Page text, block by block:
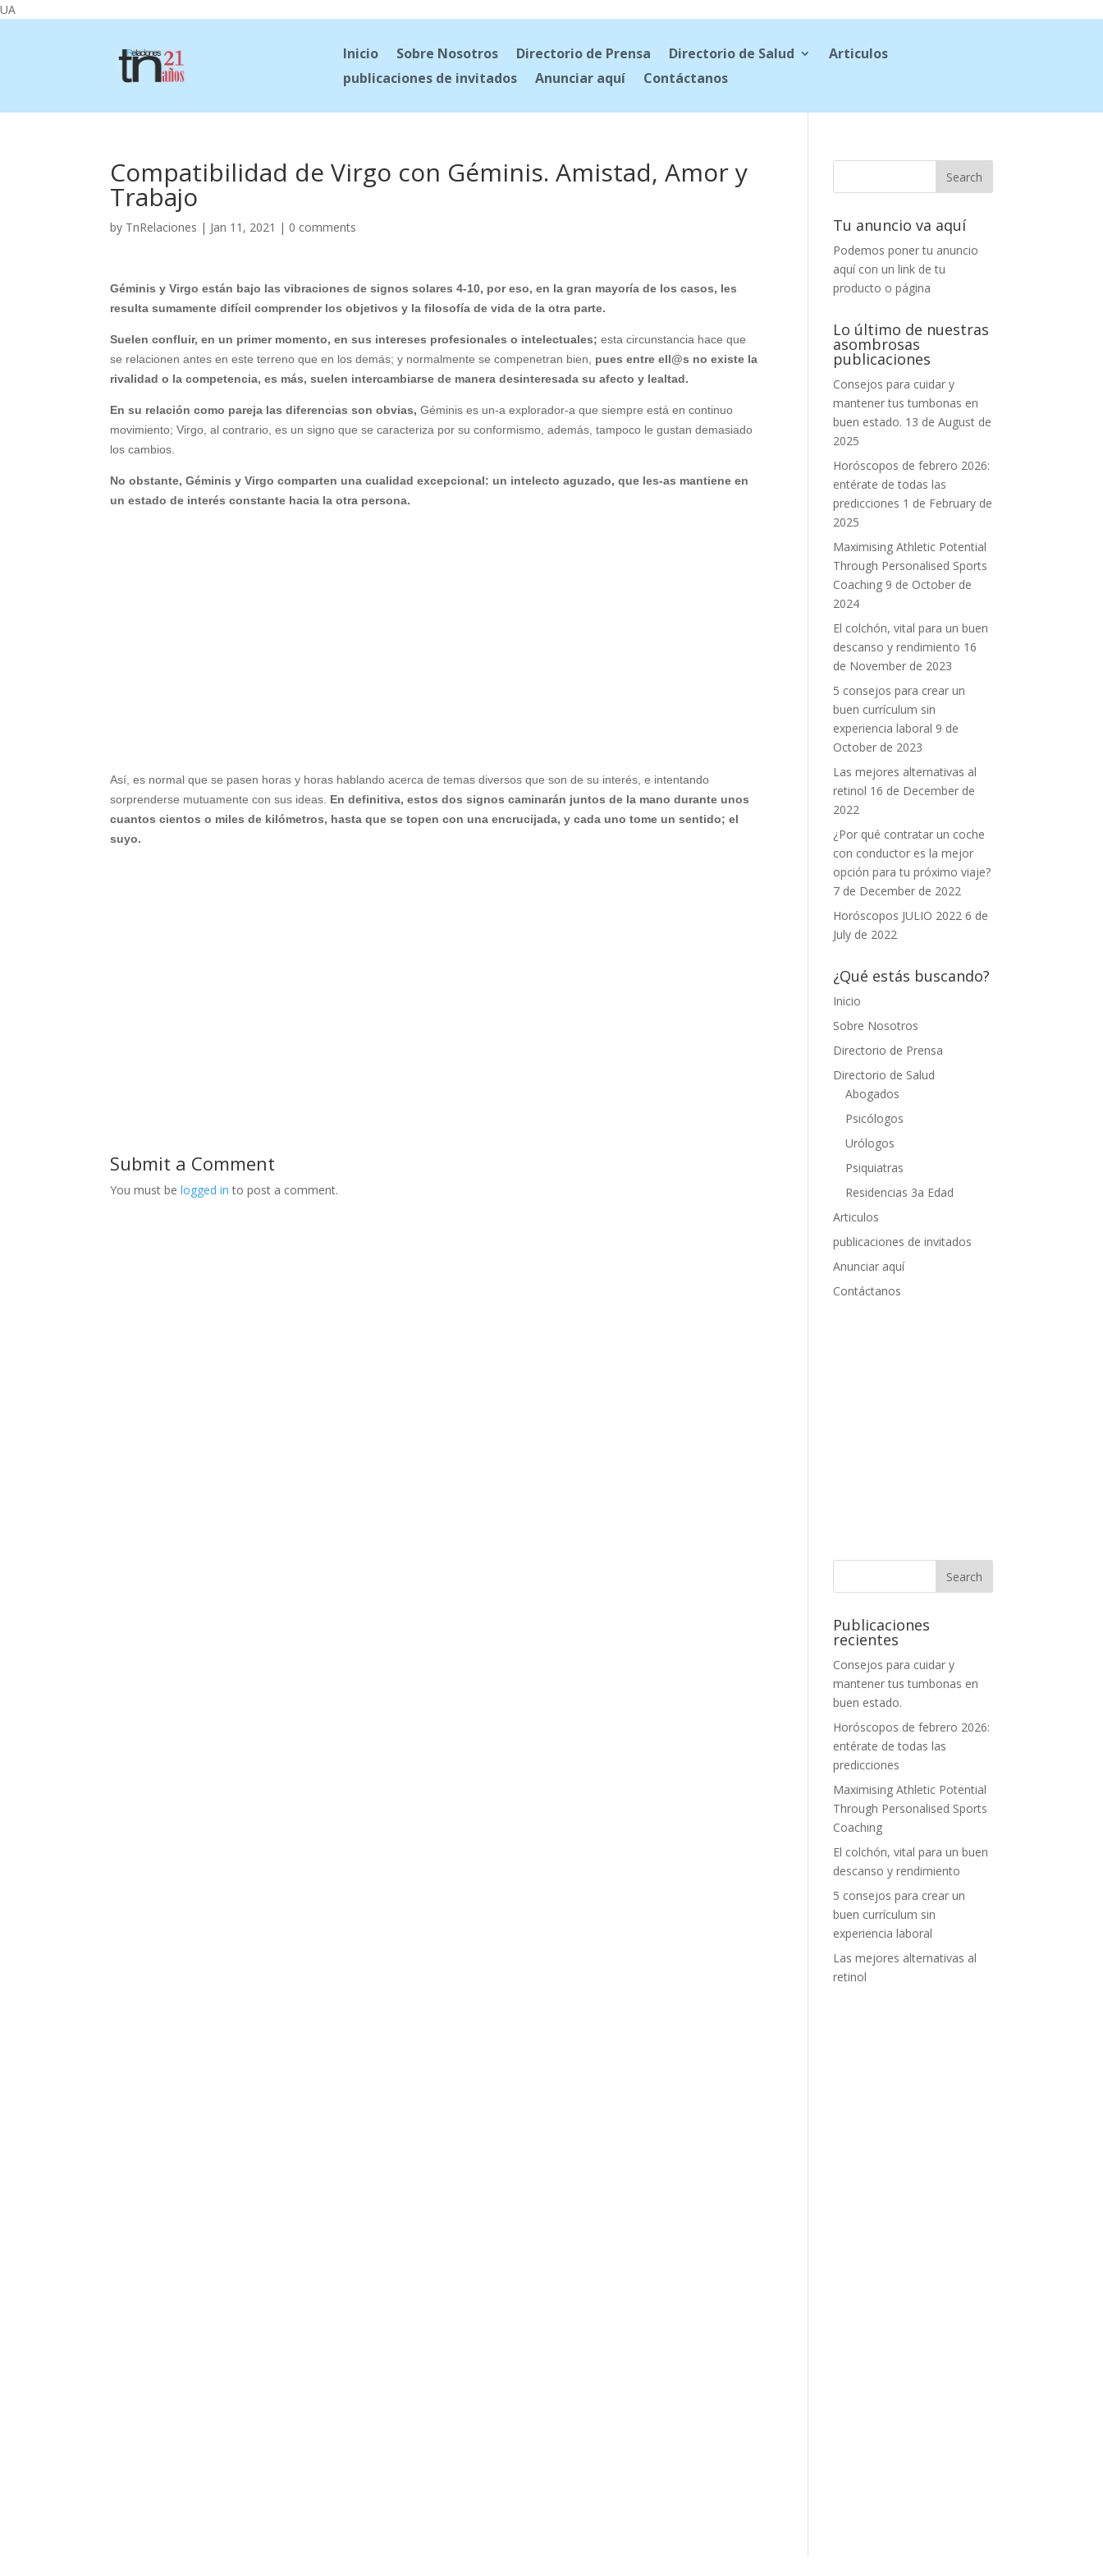
UA
Inicio Sobre Nosotros Directorio de Prensa Directorio de Salud
Articulos
publicaciones de invitados
Anunciar aquí Contáctanos
Compatibilidad de Virgo con Géminis. Amistad, Amor y
Trabajo
by TnRelaciones | Jan 11, 2021 | 0 comments
Géminis y Virgo están bajo las vibraciones de signos solares 4-10, por eso, en la gran mayoría de los casos, les
resulta sumamente difícil comprender los objetivos y la filosofía de vida de la otra parte.
Suelen confluir, en un primer momento, en sus intereses profesionales o intelectuales; esta circunstancia hace que
se relacionen antes en este terreno que en los demás; y normalmente se compenetran bien, pues entre ell@s no existe la
rivalidad o la competencia, es más, suelen intercambiarse de manera desinteresada su afecto y lealtad.
En su relación como pareja las diferencias son obvias,Géminis es un-a explorador-a que siempre está en continuo
movimiento; Virgo, al contrario, es un signo que se caracteriza por su conformismo, además, tampoco le gustan demasiado
los cambios.
No obstante, Géminis y Virgo comparten una cualidad excepcional: un intelecto aguzado, que les-as mantiene en
un estado de interés constante hacia la otra persona.
Así, es normal que se pasen horas y horas hablando acerca de temas diversos que son de su interés, e intentando
sorprenderse mutuamente con sus ideas. En definitiva, estos dos signos caminarán juntos de la mano durante unos
cuantos cientos o miles de kilómetros, hasta que se topen con una encrucijada, y cada uno tome un sentido; el
suyo.
Submit a Comment
You must belogged in to post a comment.
Tu anuncio va aquí
Podemos poner tu anuncio
aquí con un link de tu
producto o página
Lo último de nuestras
asombrosas
publicaciones
Consejos para cuidar y
mantener tus tumbonas en
buen estado. 13 de August de
2025
Horóscopos de febrero 2026:
entérate de todas las
predicciones 1 de February de
2025
Maximising Athletic Potential
Through Personalised Sports
Coaching 9 de October de
2024
El colchón, vital para un buen
descanso y rendimiento 16
de November de 2023
5 consejos para crear un
buen currículum sin
experiencia laboral 9 de
October de 2023
Las mejores alternativas al
retinol 16 de December de
2022
¿Por qué contratar un coche
con conductor es la mejor
opción para tu próximo viaje?
7 de December de 2022
Horóscopos JULIO 2022 6 de
July de 2022
¿Qué estás buscando?
Inicio
Sobre Nosotros
Directorio de Prensa
Directorio de Salud
Abogados
Psicólogos
Urólogos
Psiquiatras
Residencias 3a Edad
Articulos
publicaciones de invitados
Anunciar aquí
Contáctanos
Publicaciones
recientes
Consejos para cuidar y
mantener tus tumbonas en
buen estado.
Horóscopos de febrero 2026:
entérate de todas las
predicciones
Maximising Athletic Potential
Through Personalised Sports
Coaching
El colchón, vital para un buen
descanso y rendimiento
5 consejos para crear un
buen currículum sin
experiencia laboral
Las mejores alternativas al
retinol